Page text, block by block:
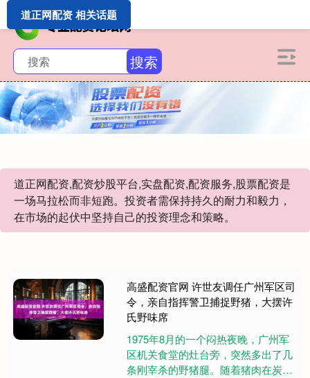
搜索
道正网配资,配资炒股平台,实盘配资,配资服务,股票配资是
一场马拉松而非短跑。投资者需保持持久的耐力和毅力，
在市场的起伏中坚持自己的投资理念和策略。
道正网配资 相关话题
高盛配资官网 许世友调任广州军区司
令，亲自指挥警卫捕捉野猪，大摆许
氏野味席
1975年8月的一个闷热夜晚，广州军
区机关食堂的灶台旁，突然多出了几
条刚宰杀的野猪腿。随着猪肉在炭火